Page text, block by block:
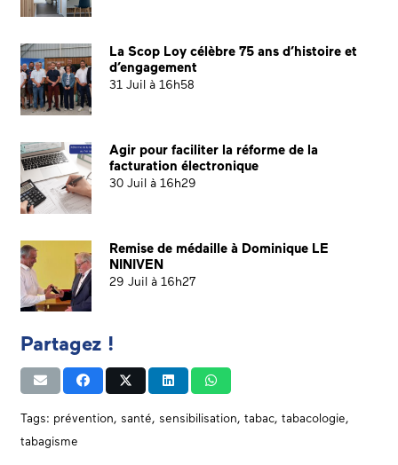
La Scop Loy célèbre 75 ans d’histoire et
d’engagement
31 Juil à 16h58
Agir pour faciliter la réforme de la
facturation électronique
30 Juil à 16h29
Remise de médaille à Dominique LE
NINIVEN
29 Juil à 16h27
Partagez !
Tags: prévention, santé, sensibilisation, tabac, tabacologie,
tabagisme